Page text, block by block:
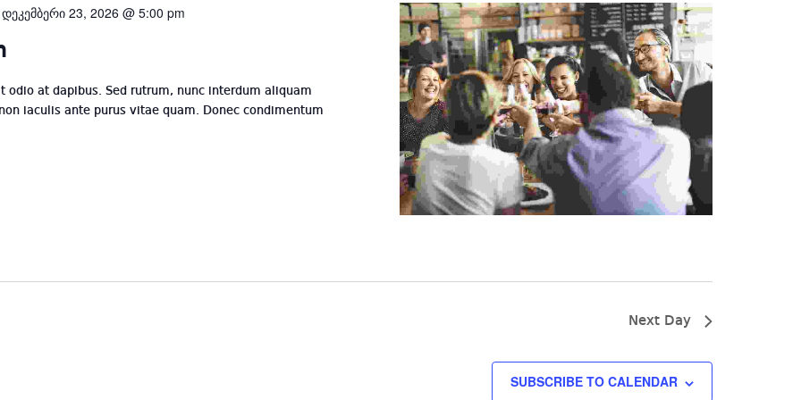
დეკემბერი 23, 2026 @ 5:00 pm
odio at dapibus. Sed rutrum, nunc interdum aliquam
iaculis ante purus vitae quam. Donec condimentum
Next Day
SUBSCRIBE TO CALENDAR